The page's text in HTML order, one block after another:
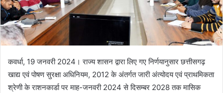
कवर्धा, 19 जनवरी 2024। राज्य शासन द्वारा लिए गए निर्णयानुसार छत्तीसगढ़
खाद्य एवं पोषण सुरक्षा अधिनियम, 2012 के अंतर्गत जारी अंत्योदय एवं प्राथमिकता
श्रेणी के राशनकार्डा पर माह-जनवरी 2024 से दिसम्बर 2028 तक मासिक